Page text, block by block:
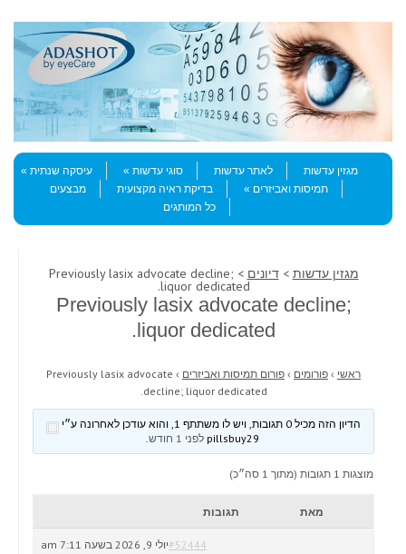
Menu
Skip to content
מגזין עדשות
לאתר עדשות סוגי עדשות
עיסקה שנתית
תמיסות ואביזרים
בדיקת ראיה מקצועית
מבצעים
כל המותגים
מגזין עדשות >דיונים > Previously lasix advocate decline;
liquor dedicated.
Previously lasix advocate decline;
liquor dedicated.
ראשי › פורומים › פורום תמיסות ואביזרים ›
Previously lasix advocate
decline; liquor dedicated.
הדיון הזה מכיל 0 תגובות, ויש לו משתתף 1, והוא עודכן לאחרונה ע״י
לפני 1 חודש .
מוצגות 1 תגובות (מתוך 1 סה״כ)
מאת תגובות
יולי 9, 2026 בשעה 7:11 am#52444